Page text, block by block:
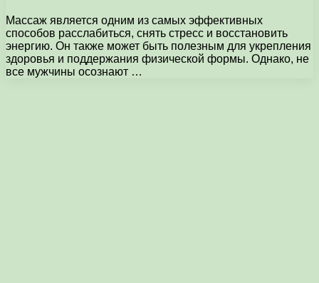
Массаж является одним из самых эффективных
способов расслабиться, снять стресс и восстановить
энергию. Он также может быть полезным для укрепления
здоровья и поддержания физической формы. Однако, не
все мужчины осознают …